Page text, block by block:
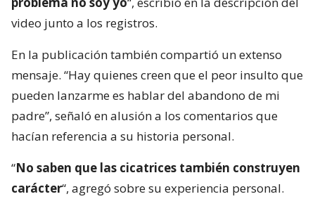
video junto a los registros.
En la publicación también compartió un extenso
mensaje. “Hay quienes creen que el peor insulto que
pueden lanzarme es hablar del abandono de mi
padre”, señaló en alusión a los comentarios que
hacían referencia a su historia personal.
“No saben que las cicatrices también construyen
carácter“, agregó sobre su experiencia personal.